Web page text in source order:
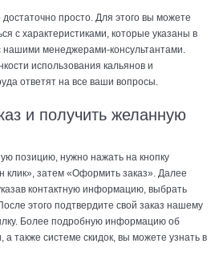
просто. Для этого вы можете
с характеристиками, которые указаны в
менеджерами-консультантами.
использования кальянов и
ответят на все ваши вопросы.
и получить желанную
позицию, нужно нажать на кнопку
клик», затем «Оформить заказ». Далее
контактную информацию, выбрать
этого подтвердите свой заказ нашему
Более подробную информацию об
а также системе скидок, вы можете узнать в